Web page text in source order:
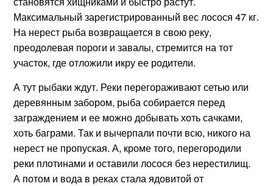
Максимальный зарегистрированный вес лосося 47 кг.
На нерест рыба возвращается в свою реку,
преодолевая пороги и завалы, стремится на тот
участок, где отложили икру ее родители.
А тут рыбаки ждут. Реки перегораживают сетью или
деревянным забором, рыба собирается перед
заграждением и ее можно добывать хоть сачками,
хоть баграми. Так и вычерпали почти всю, никого на
нерест не пропуская. А, кроме того, перегородили
реки плотинами и оставили лосося без нерестилищ.
А потом и вода в реках стала ядовитой от